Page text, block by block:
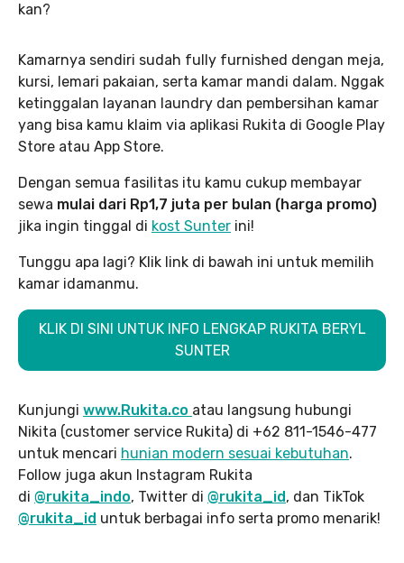
kan?
Kamarnya sendiri sudah fully furnished dengan meja,
kursi, lemari pakaian, serta kamar mandi dalam. Nggak
ketinggalan layanan laundry dan pembersihan kamar
yang bisa kamu klaim via aplikasi Rukita di Google Play
Store atau App Store.
Dengan semua fasilitas itu kamu cukup membayar
sewa mulai dari Rp1,7 juta per bulan (harga promo)
jika ingin tinggal di kost Sunter ini!
Tunggu apa lagi? Klik link di bawah ini untuk memilih
kamar idamanmu.
KLIK DI SINI UNTUK INFO LENGKAP RUKITA BERYL
SUNTER
Kunjungi www.Rukita.co atau langsung hubungi
Nikita (customer service Rukita) di +62 811-1546-477
untuk mencari hunian modern sesuai kebutuhan.
Follow juga akun Instagram Rukita
di @rukita_indo, Twitter di @rukita_id, dan TikTok
@rukita_id untuk berbagai info serta promo menarik!